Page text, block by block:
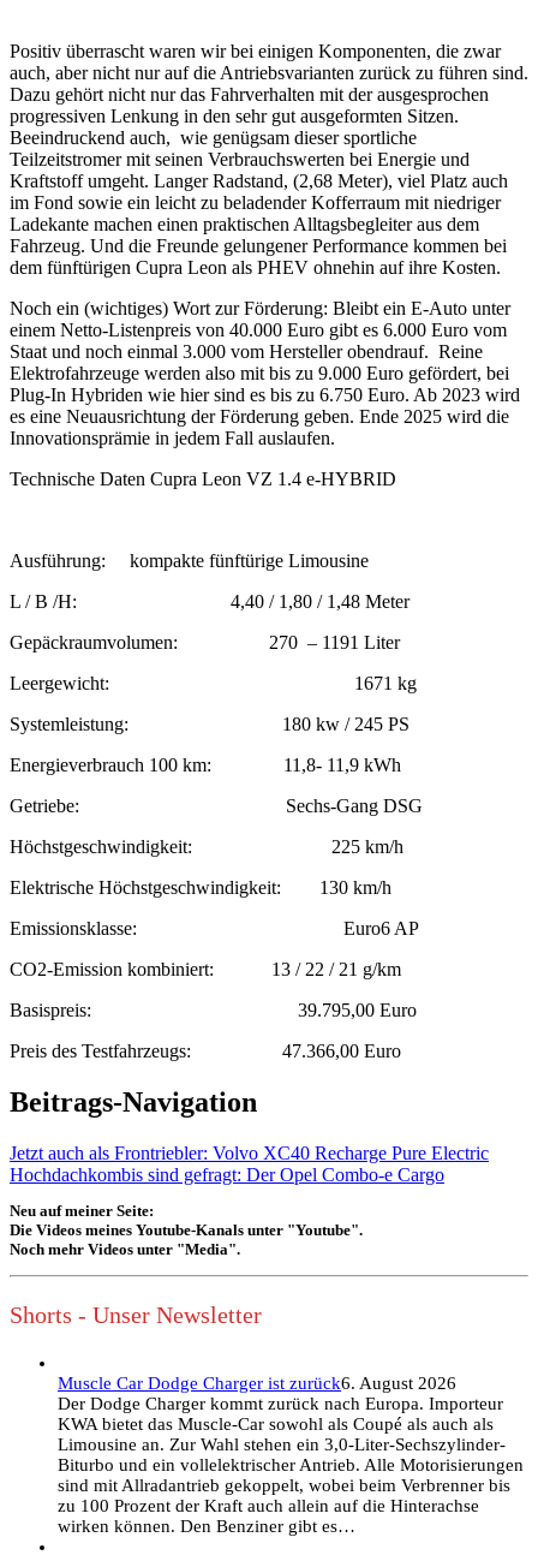
Positiv überrascht waren wir bei einigen Komponenten, die zwar
auch, aber nicht nur auf die Antriebsvarianten zurück zu führen sind.
Dazu gehört nicht nur das Fahrverhalten mit der ausgesprochen
progressiven Lenkung in den sehr gut ausgeformten Sitzen.
Beeindruckend auch, wie genügsam dieser sportliche
Teilzeitstromer mit seinen Verbrauchswerten bei Energie und
Kraftstoff umgeht. Langer Radstand, (2,68 Meter), viel Platz auch
im Fond sowie ein leicht zu beladender Kofferraum mit niedriger
Ladekante machen einen praktischen Alltagsbegleiter aus dem
Fahrzeug. Und die Freunde gelungener Performance kommen bei
dem fünftürigen Cupra Leon als PHEV ohnehin auf ihre Kosten.
Noch ein (wichtiges) Wort zur Förderung: Bleibt ein E-Auto unter
einem Netto-Listenpreis von 40.000 Euro gibt es 6.000 Euro vom
Staat und noch einmal 3.000 vom Hersteller obendrauf. Reine
Elektrofahrzeuge werden also mit bis zu 9.000 Euro gefördert, bei
Plug-In Hybriden wie hier sind es bis zu 6.750 Euro. Ab 2023 wird
es eine Neuausrichtung der Förderung geben. Ende 2025 wird die
Innovationsprämie in jedem Fall auslaufen.
Technische Daten Cupra Leon VZ 1.4 e-HYBRID
Ausführung: kompakte fünftürige Limousine
L / B /H: 4,40 / 1,80 / 1,48 Meter
Gepäckraumvolumen: 270 – 1191 Liter
Leergewicht: 1671 kg
Systemleistung: 180 kw / 245 PS
Energieverbrauch 100 km: 11,8- 11,9 kWh
Getriebe: Sechs-Gang DSG
Höchstgeschwindigkeit: 225 km/h
Elektrische Höchstgeschwindigkeit: 130 km/h
Emissionsklasse: Euro6 AP
CO2-Emission kombiniert: 13 / 22 / 21 g/km
Basispreis: 39.795,00 Euro
Preis des Testfahrzeugs: 47.366,00 Euro
Beitrags-Navigation
Jetzt auch als Frontriebler: Volvo XC40 Recharge Pure Electric
Hochdachkombis sind gefragt: Der Opel Combo-e Cargo
Neu auf meiner Seite:
Die Videos meines Youtube-Kanals unter "Youtube".
Noch mehr Videos unter "Media".
Shorts - Unser Newsletter
Muscle Car Dodge Charger ist zurück6. August 2026
Der Dodge Charger kommt zurück nach Europa. Importeur
KWA bietet das Muscle-Car sowohl als Coupé als auch als
Limousine an. Zur Wahl stehen ein 3,0-Liter-Sechszylinder-
Biturbo und ein vollelektrischer Antrieb. Alle Motorisierungen
sind mit Allradantrieb gekoppelt, wobei beim Verbrenner bis
zu 100 Prozent der Kraft auch allein auf die Hinterachse
wirken können. Den Benziner gibt es…